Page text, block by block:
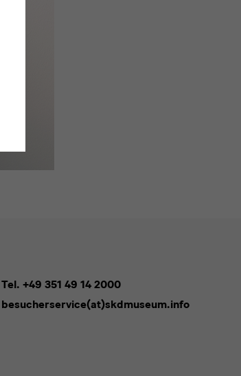
Tel. +49 351 49 14 2000
besucherservice(at)skdmuseum.info